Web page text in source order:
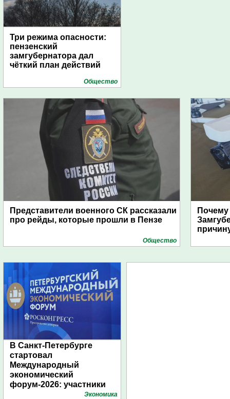
Три режима опасности:
пензенский
замгубернатора дал
чёткий план действий
Общество
Представители военного СК рассказали
про рейды, которые прошли в Пензе
Общество
В Санкт-Петербурге
стартовал
Международный
экономический
форум-2026: участники
подготовили креативные
Экономика